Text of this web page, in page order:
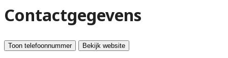
Contactgegevens
Toon telefoonnummer Bekijk website